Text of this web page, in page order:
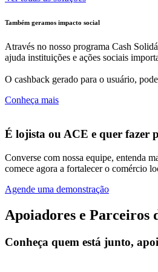
Também geramos impacto social
Através no nosso programa Cash
ajuda instituições e ações sociais
O cashback gerado para o usuário,
Conheça mais
É lojista ou ACE e quer fazer
Converse com nossa equipe, entenda
comece agora a fortalecer o comércio
Agende uma demonstração
Apoiadores e Parceiros
Conheça quem está junto,